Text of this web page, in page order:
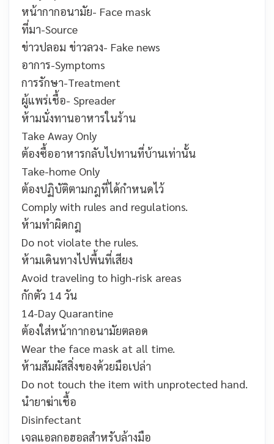
หน้ากากอนามัย- Face mask
ที่มา-Source
ข่าวปลอม ข่าวลวง- Fake news
อาการ-Symptoms
การรักษา-Treatment
ผู้แพร่เชื้อ- Spreader
ห้ามนั่งทานอาหารในร้าน
Take Away Only
ต้องซื้ออาหารกลับไปทานที่บ้านเท่านั้น
Take-home Only
ต้องปฏิบัติตามกฎที่ได้กำหนดไว้
Comply with rules and regulations.
ห้ามทำผิดกฎ
Do not violate the rules.
ห้ามเดินทางไปพื้นที่เสียง
Avoid traveling to high-risk areas
กักตัว 14 วัน
14-Day Quarantine
ต้องใส่หน้ากากอนามัยตลอด
Wear the face mask at all time.
ห้ามสัมผัสสิ่งของด้วยมือเปล่า
Do not touch the item with unprotected hand.
นำยาฆ่าเชื้อ
Disinfectant
เจลแอลกอฮอลสำหรับล้างมือ